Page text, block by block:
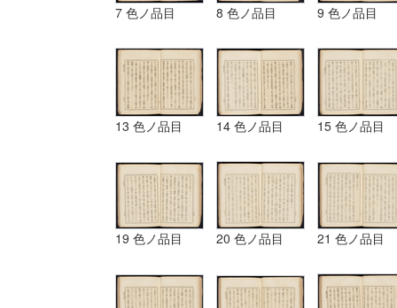
7 色ノ品目 8 色ノ品目 9 色ノ品目
13 色ノ品目 14 色ノ品目 15 色ノ品目
19 色ノ品目 20 色ノ品目 21 色ノ品目